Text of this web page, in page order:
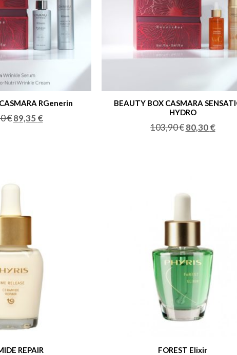
RGenerin
€ 89,35€
BEAUTY BOX CASMARA
HYDRO
103,90€ 80,30€
REPAIR FOREST Elixir